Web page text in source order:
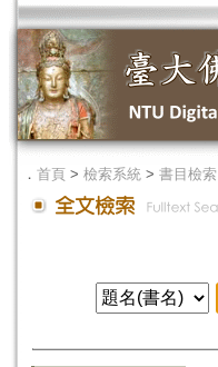
． 首頁 > 檢索系統 > 書目檢索